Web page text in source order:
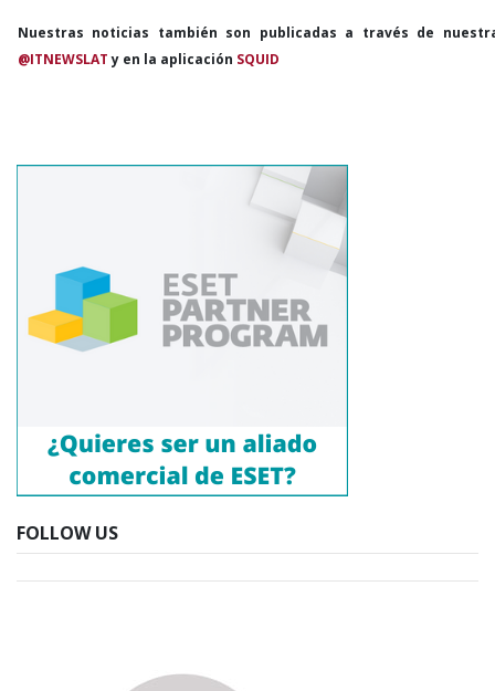
Nuestras noticias también son publicadas a través de
@ITNEWSLATy en la aplicación SQUID
FOLLOW US